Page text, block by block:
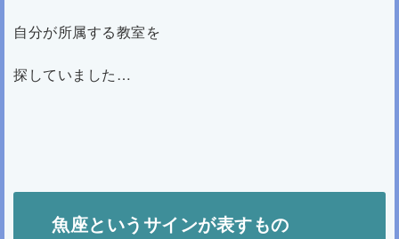
自分が所属する教室を
探していました…
魚座というサインが表すもの